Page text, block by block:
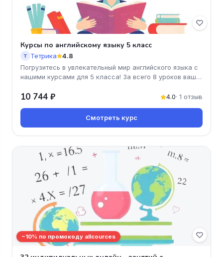
Курсы по английскому языку 5 класс
Т Тетрика 4.8
Погрузитесь в увлекательный мир английского языка с
нашими курсами для 5 класса! За всего 8 уроков ваш
10 744 ₽ 4.0· 1 отзыв
Смотреть курс
−10% по промокоду allcources